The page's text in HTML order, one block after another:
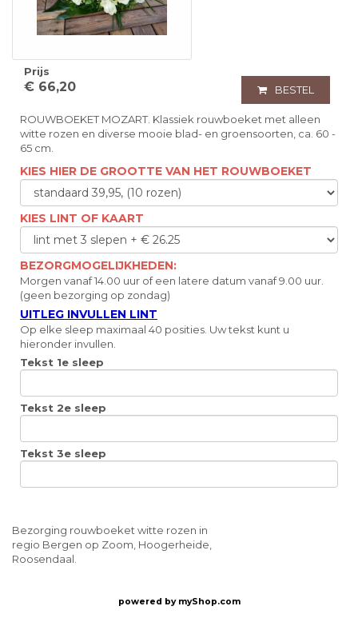
Prijs
€ 66,20 BESTEL
ROUWBOEKET MOZART. Klassiek rouwboeket met alleen
witte rozen en diverse mooie blad- en groensoorten, ca. 60 -
65 cm.
KIES HIER DE GROOTTE VAN HET ROUWBOEKET
KIES LINT OF KAART
BEZORGMOGELIJKHEDEN:
Morgen vanaf 14.00 uur of een latere datum vanaf 9.00 uur.
(geen bezorging op zondag)
UITLEG INVULLEN LINT
Op elke sleep maximaal 40 posities. Uw tekst kunt u
hieronder invullen.
Tekst 1e sleep
Tekst 2e sleep
Tekst 3e sleep
Bezorging rouwboeket witte rozen in
regio Bergen op Zoom, Hoogerheide,
Roosendaal.
powered by myShop.com